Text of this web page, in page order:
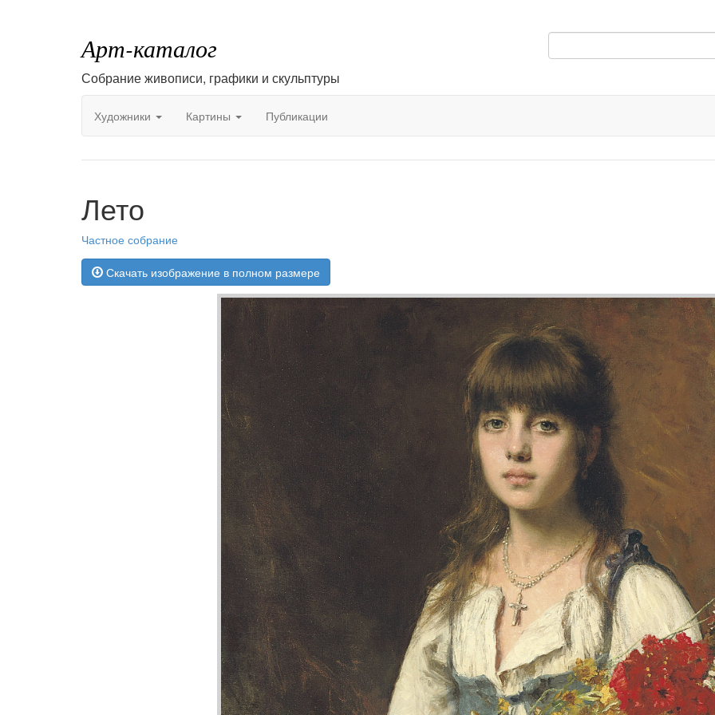
Арт-каталог
Собрание живописи, графики и скульптуры
Художники Картины Публикации
Лето
Частное собрание
Скачать изображение в полном размере